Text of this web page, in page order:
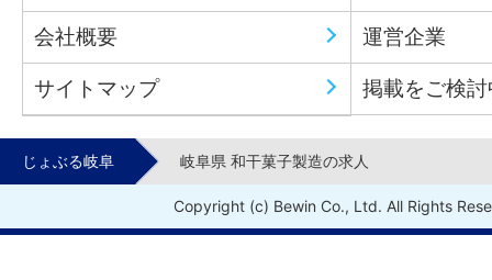
会社概要 運営企業
サイトマップ 掲載をご検
じょぶる岐阜 岐阜県 和干菓子製造の求人
Copyright (c) Bewin Co., Ltd. All Rights